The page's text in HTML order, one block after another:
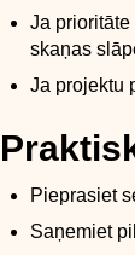
Ja
skaņas
Ja projektu
Pieprasiet
Saņemiet